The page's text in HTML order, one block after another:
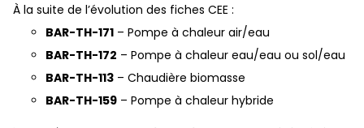
À la suite de l’évolution des fiches CEE :
BAR-TH-171 – Pompe à chaleur air/eau
BAR-TH-172 – Pompe à chaleur eau/eau ou sol/eau
BAR-TH-113 – Chaudière biomasse
BAR-TH-159 – Pompe à chaleur hybride